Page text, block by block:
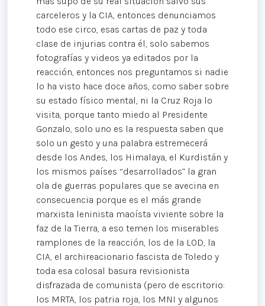
carceleros y la CIA, entonces denunciamos
todo ese circo, esas cartas de paz y toda
clase de injurias contra él, solo sabemos
fotografías y videos ya editados por la
reacción, entonces nos preguntamos si nadie
lo ha visto hace doce años, como saber sobre
su estado físico mental, ni la Cruz Roja lo
visita, porque tanto miedo al Presidente
Gonzalo, solo uno es la respuesta saben que
solo un gesto y una palabra estremecerá
desde los Andes, los Himalaya, el Kurdistán y
los mismos países “desarrollados” la gran
ola de guerras populares que se avecina en
consecuencia porque es el más grande
marxista leninista maoísta viviente sobre la
faz de la Tierra, a eso temen los miserables
ramplones de la reacción, los de la LOD, la
CIA, el archireacionario fascista de Toledo y
toda esa colosal basura revisionista
disfrazada de comunista (pero de escritorio:
los MRTA, los patria roja, los MNI y algunos